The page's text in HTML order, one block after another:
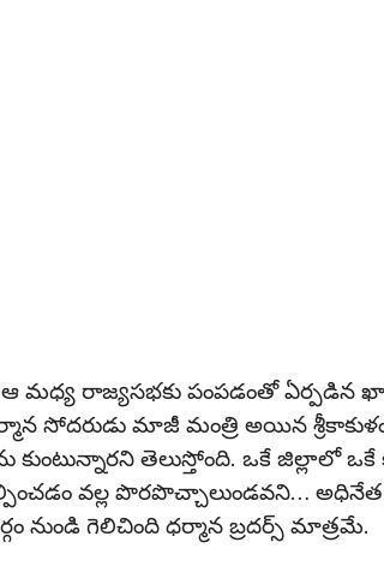
రాజ్యసభకు పంపడంతో ఏర్పడిన
సోదరుడు మాజీ మంత్రి అయిన
తెలుస్తోంది. ఒకే జిల్లాలో ఒకే
వల్ల పొరపొచ్చాలుండవని… అధినేత
నుండి గెలిచింది ధర్మాన బ్రదర్స్ మాత్రమే.